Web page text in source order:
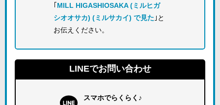
MILL HIGASHIOSAKA (ミルヒガ
シオオサカ) (ミルサカイ) で見た ｣と
お伝えください。
LINEでお問い合わせ
スマホでらくらく♪